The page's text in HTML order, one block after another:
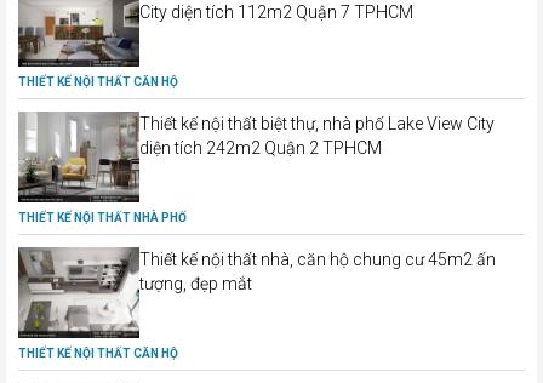
City diện tích 112m2 Quận 7 TPHCM
THIẾT KẾ NỘI THẤT CĂN HỘ
Thiết kế nội thất biệt thự, nhà phố Lake View City
diện tích 242m2 Quận 2 TPHCM
THIẾT KẾ NỘI THẤT NHÀ PHỐ
Thiết kế nội thất nhà, căn hộ chung cư 45m2 ấn
tượng, đẹp mắt
THIẾT KẾ NỘI THẤT CĂN HỘ